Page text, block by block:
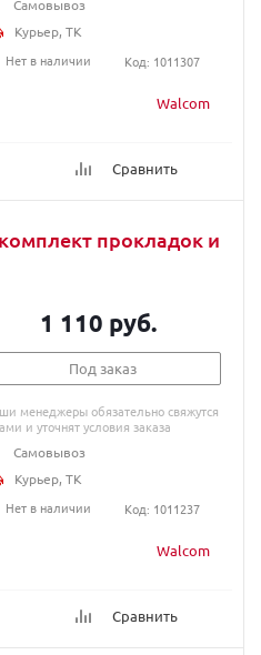
Walcom
Сравнить
Самовывоз
Курьер, ТК
Нет в наличии
Код: 1011307
прокладок и
Walcom
Сравнить
1 110 руб.
Под заказ
менеджеры обязательно свяжутся
и уточнят условия заказа
Самовывоз
Курьер, ТК
Нет в наличии
Код: 1011237